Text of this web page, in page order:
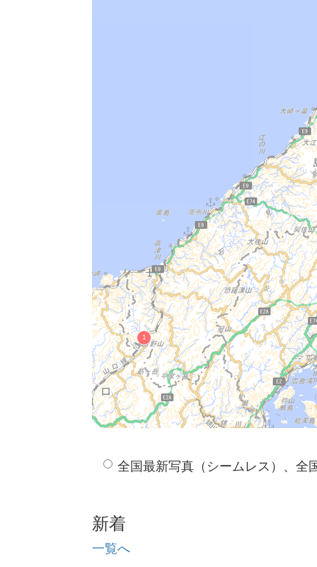
全国最新写真（シームレス）、全
新着
一覧へ